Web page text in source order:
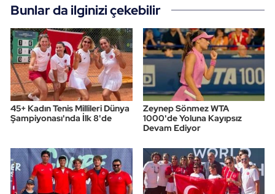
Bunlar da ilginizi çekebilir
45+ Kadın Tenis Millileri Dünya
Şampiyonası'nda İlk 8'de
Zeynep Sönmez WTA
1000'de Yoluna Kayıpsız
Devam Ediyor